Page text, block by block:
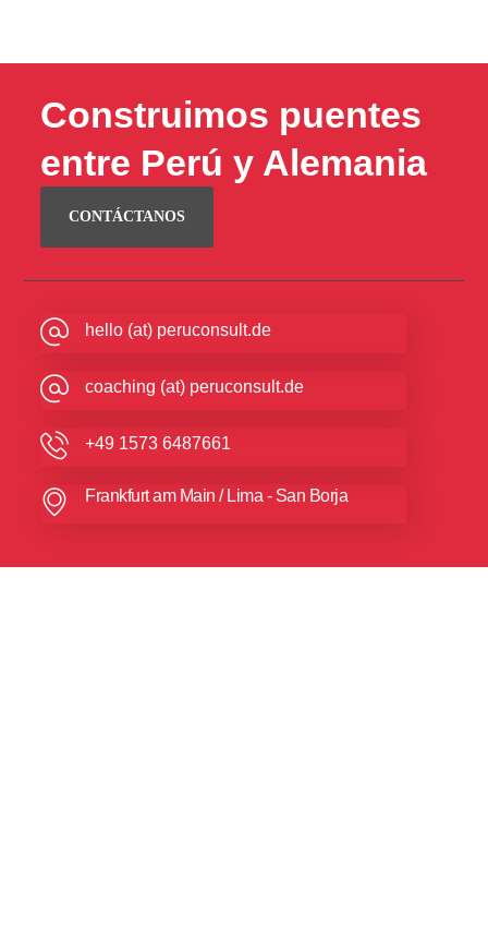
Construimos puentes
entre Perú y Alemania
CONTÁCTANOS
hello (at) peruconsult.de
coaching (at) peruconsult.de
+49 1573 6487661
Frankfurt am Main / Lima - San Borja